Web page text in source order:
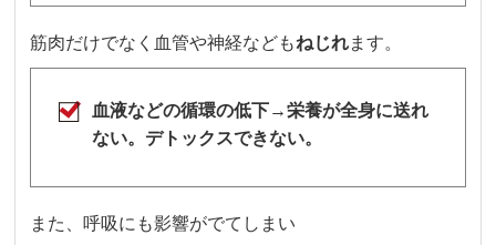
筋肉だけでなく血管や神経などもねじれます。
血液などの循環の低下→栄養が全身に送れ
ない。デトックスできない。
また、呼吸にも影響がでてしまい